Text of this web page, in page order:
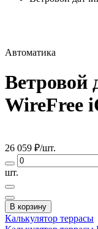
Автоматика
Ветровой
WireFree
26 059 ₽/шт.
шт.
В корзину
Калькулятор террасы